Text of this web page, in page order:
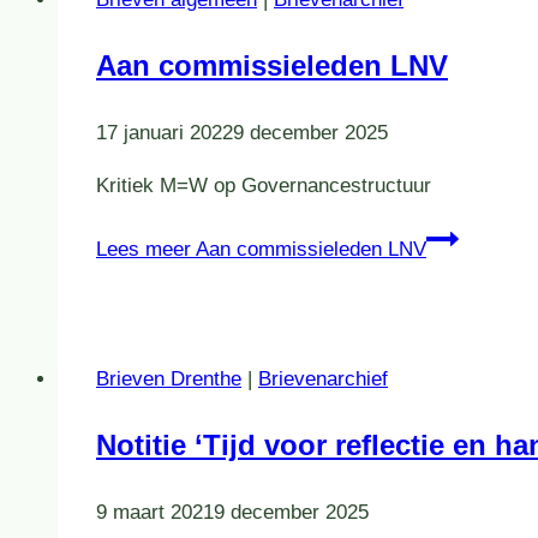
Aan commissieleden LNV
17 januari 20229 december 2025
Kritiek M=W op Governancestructuur
Lees meer Aan commissieleden LNV
Brieven Drenthe | Brievenarchief
Notitie ‘Tijd voor reflectie en
9 maart 20219 december 2025